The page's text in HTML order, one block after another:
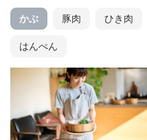
かぶ 豚肉 ひき肉
はんぺん